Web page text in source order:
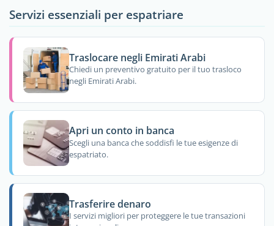
Servizi essenziali per espatriare
Traslocare negli Emirati Arabi
Chiedi un preventivo gratuito per il tuo trasloco
negli Emirati Arabi.
Apri un conto in banca
Scegli una banca che soddisfi le tue esigenze di
espatriato.
Trasferire denaro
I servizi migliori per proteggere le tue transazioni